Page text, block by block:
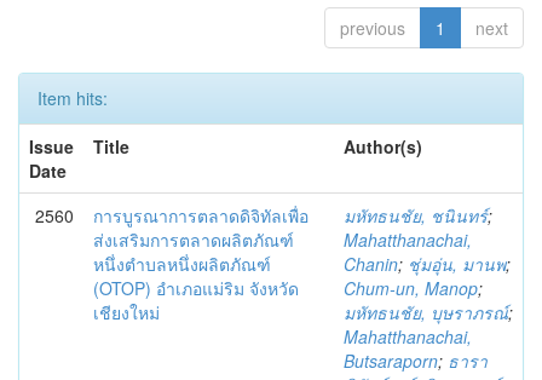
previous 1 next
Item hits:
Issue
Date
Title Author(s)
2560
การบูรณาการตลาดดิจิทัลเพื่อ
ส่งเสริมการตลาดผลิตภัณฑ์
หนึ่งตำบลหนึ่งผลิตภัณฑ์
(OTOP) อำเภอแม่ริม จังหวัด
เชียงใหม่
มหัทธนชัย, ชนินทร์;
Mahatthanachai,
Chanin; ชุ่มอุ่น, มานพ;
Chum-un, Manop;
มหัทธนชัย, บุษราภรณ์;
Mahatthanachai,
Butsaraporn; ธารา